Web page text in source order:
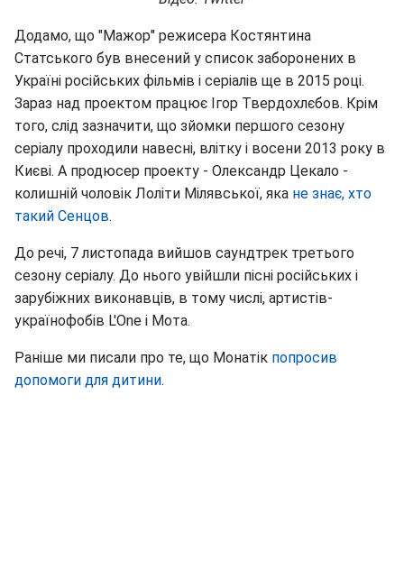
Додамо, що "Мажор" режисера Костянтина
Статського був внесений у список заборонених в
Україні російських фільмів і серіалів ще в 2015 році.
Зараз над проектом працює Ігор Твердохлєбов. Крім
того, слід зазначити, що зйомки першого сезону
серіалу проходили навесні, влітку і восени 2013 року в
Києві. А продюсер проекту - Олександр Цекало -
колишній чоловік Лоліти Мілявської, яка не знає, хто
такий Сенцов.
До речі, 7 листопада вийшов саундтрек третього
сезону серіалу. До нього увійшли пісні російських і
зарубіжних виконавців, в тому числі, артистів-
українофобів L'One і Мота.
Раніше ми писали про те, що Монатік попросив
допомоги для дитини.